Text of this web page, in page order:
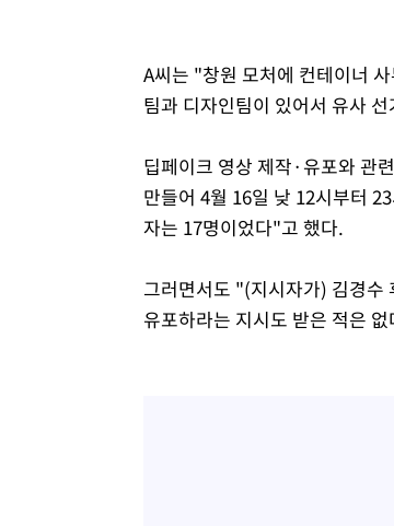
A씨는 "창원 모처에 컨테이너
팀과 디자인팀이 있어서 유사
딥페이크 영상 제작·유포와 관
만들어 4월 16일 낮 12시부터
자는 17명이었다"고 했다.
그러면서도 "(지시자가) 김경수
유포하라는 지시도 받은 적은